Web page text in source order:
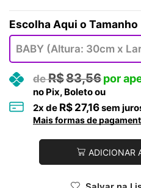
Tamanho
R$83,56
no Pix, Boleto ou
2x de R$ 27,16sem
Mais formas de
ADICIONAR